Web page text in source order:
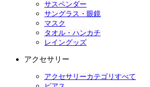
サスペンダー
サングラス・眼鏡
マスク
タオル・ハンカチ
レイングッズ
アクセサリー
アクセサリーカテゴリすべて